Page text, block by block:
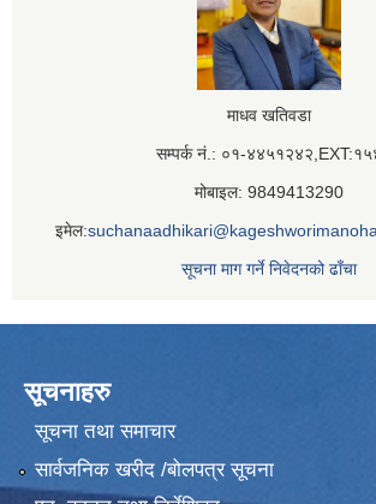
माधव खतिवडा
सम्पर्क नं.: ०१-
मोबाइल: 9849413290
इमेल:
सूचना माग गर्ने निवेदनको ढाँचा
सूचनाहरु
सूचना तथा समाचार
सार्वजनिक खरीद /बोलपत्र सूचना